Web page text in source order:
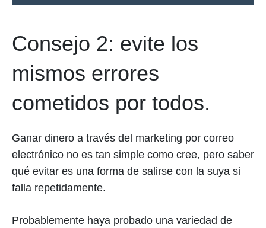
Consejo 2: evite los
mismos errores
cometidos por todos.
Ganar dinero a través del marketing por correo
electrónico no es tan simple como cree, pero saber
qué evitar es una forma de salirse con la suya si
falla repetidamente.
Probablemente haya probado una variedad de